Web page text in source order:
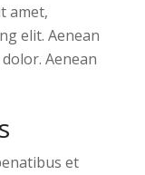
amet,
elit. Aenean
Aenean
et